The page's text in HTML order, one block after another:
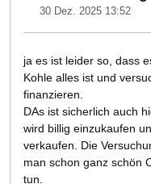
30 Dez. 2025 13:52
ja es ist leider so, dass
Kohle alles ist und
finanzieren.
DAs ist sicherlich auch
wird billig einzukaufen
verkaufen. Die
man schon ganz schön
tun.